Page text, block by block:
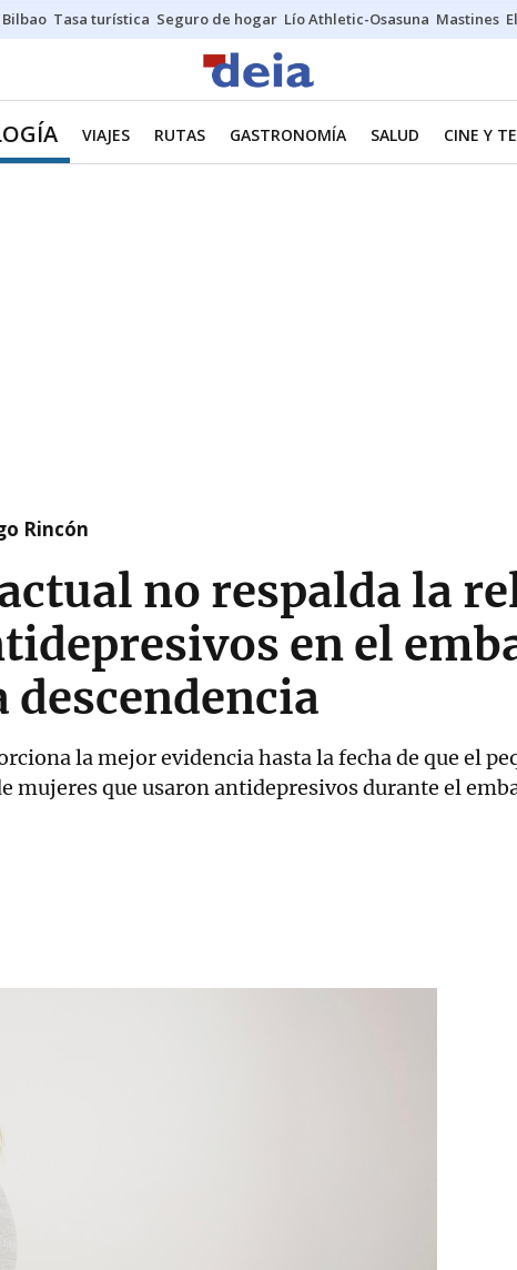
Tasa turística Seguro de hogar Lío Athletic-Osasuna Mastines
VIAJES RUTAS GASTRONOMÍA SALUD CINE Y
Rincón
no respalda la
en el
la mejor evidencia hasta la fecha de que el
mujeres que usaron antidepresivos durante el